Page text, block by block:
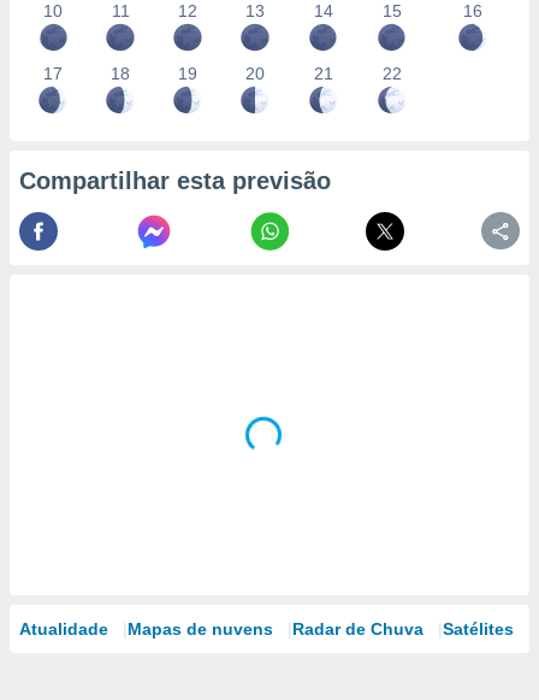
10 11 12 13 14 15 16
17 18 19 20 21 22
Compartilhar esta previsão
Atualidade Mapas de nuvens Radar de Chuva Satélites